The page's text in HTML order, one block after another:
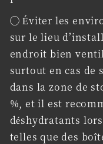
◯ Éviter les
sur le lieu
endroit bien
surtout en cas de
dans la zone de
%, et il est
déshydratants
telles que des